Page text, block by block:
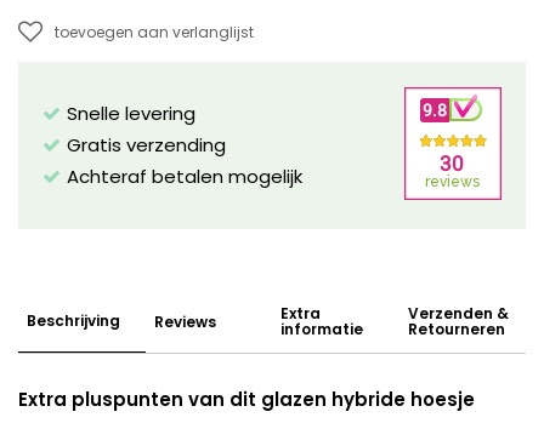
toevoegen aan verlanglijst
Snelle levering
Gratis verzending
Achteraf betalen mogelijk
Beschrijving Reviews Extra
informatie
Verzenden &
Retourneren
Extra pluspunten van dit glazen hybride hoesje